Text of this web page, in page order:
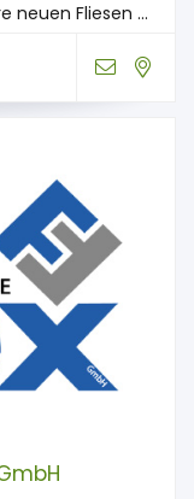
neuen Fliesen ...